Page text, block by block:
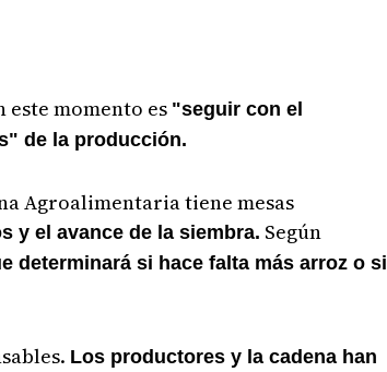
este momento es "seguir con el
de la producción.
Agroalimentaria tiene mesas
y el avance de la siembra. Según
determinará si hace falta más arroz o si
Los productores y la cadena han